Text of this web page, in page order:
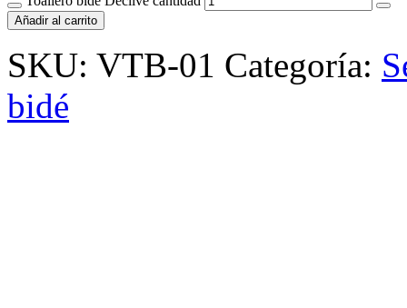
Añadir al carrito
SKU: VTB-01 Categoría:
bidé